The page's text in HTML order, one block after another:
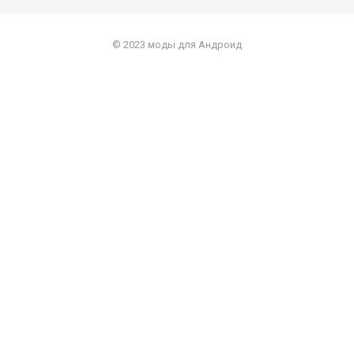
© 2023 моды для Андроид